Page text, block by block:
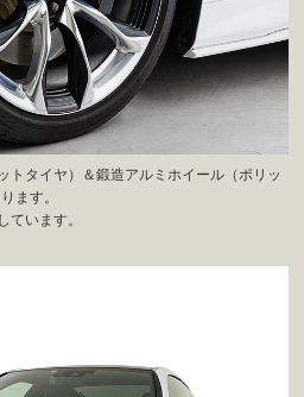
トタイヤ）＆鍛造アルミホイール（ポリッ
ます。
ています。